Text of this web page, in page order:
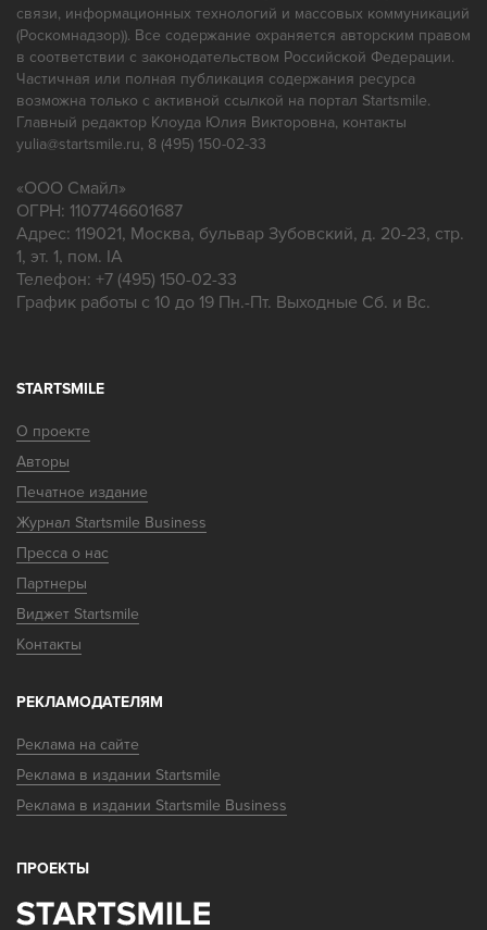
связи, информационных технологий и массовых коммуникаций
(Роскомнадзор)). Все содержание охраняется авторским правом
в соответствии с законодательством Российской Федерации.
Частичная или полная публикация содержания ресурса
возможна только с активной ссылкой на портал Startsmile.
Главный редактор Клоуда Юлия Викторовна, контакты
yulia@startsmile.ru, 8 (495) 150-02-33
«ООО Смайл»
ОГРН: 1107746601687
Адрес: 119021, Москва, бульвар Зубовский, д. 20-23, стр.
1, эт. 1, пом. IA
Телефон: +7 (495) 150-02-33
График работы с 10 до 19 Пн.-Пт. Выходные Сб. и Вс.
STARTSMILE
О проекте
Авторы
Печатное издание
Журнал Startsmile Business
Пресса о нас
Партнеры
Виджет Startsmile
Контакты
РЕКЛАМОДАТЕЛЯМ
Реклама на сайте
Реклама в издании Startsmile
Реклама в издании Startsmile Business
ПРОЕКТЫ